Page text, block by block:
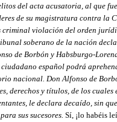
del acta acusatoria, al que
de su magistratura contra la
criminal violación del orden
soberano de la nación
de Borbón y Habsburgo-
español podrá
nacional. Don Alfonso de
derechos y títulos, de los
le declara decaído, sin
sus sucesores. Sí, ¡lo habéis